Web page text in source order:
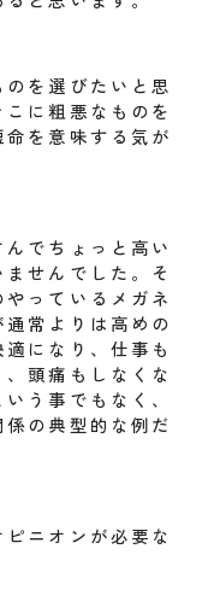
を選びたいと思
に粗悪なものを
を意味する気が
でちょっと高い
せんでした。そ
っているメガネ
常よりは高めの
になり、仕事も
頭痛もしなくな
う事でもなく、
の典型的な例だ
ニオンが必要な